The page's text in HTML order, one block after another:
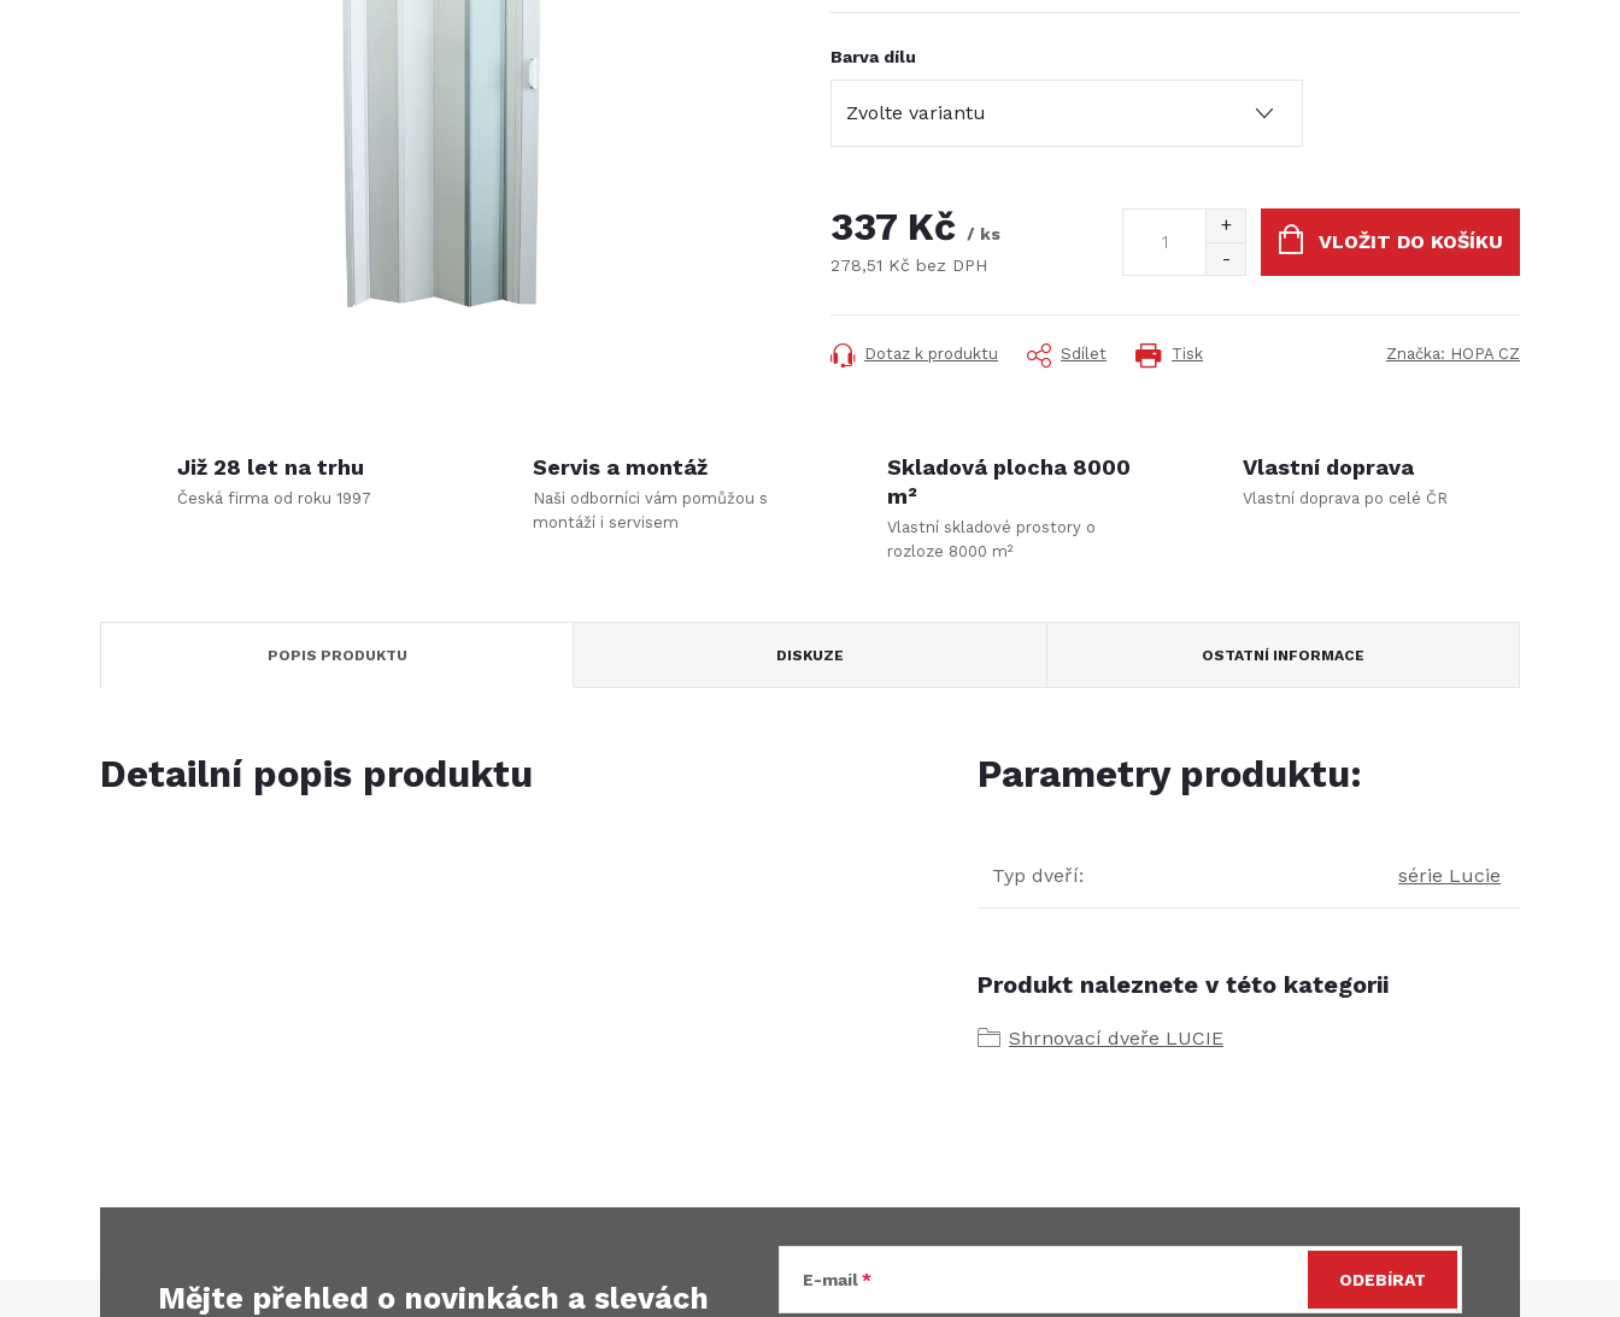
Barva dílu
337 Kč
/ ks
278,51 Kč bez DPH
cena:
VLOŽIT DO KOŠÍKU
Tisk
Dotaz k produktu Sdílet Značka: HOPA CZ
Již 28 let na trhu
Česká firma od roku 1997
Servis a montáž
Naši odborníci vám pomůžou s
montáží i servisem
Skladová plocha 8000
m²
Vlastní skladové prostory o
rozloze 8000 m²
Vlastní doprava
Vlastní doprava po celé ČR
POPIS PRODUKTU DISKUZE OSTATNÍ INFORMACE
Detailní popis produktu Parametry produktu:
Typ dveří: série Lucie
Produkt naleznete v této kategorii
Shrnovací dveře LUCIE
Mějte přehled o novinkách a slevách
E-mail ODEBÍRAT